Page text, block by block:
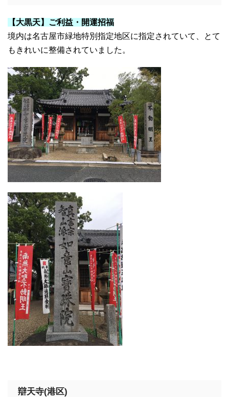
【大黒天】ご利益・開運招福
境内は名古屋市緑地特別指定地区に指定されていて、とて
もきれいに整備されていました。
辯天寺(港区)